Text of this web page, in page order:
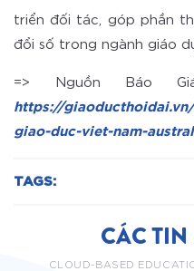
triển đối tác, góp phần
đổi số trong ngành giáo
=> Nguồn Báo
https://
giao-duc-viet-nam-
TAGS:
CÁC
CLOUD-BASED